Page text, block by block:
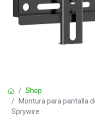
Shop
Montura para pantalla
Sprywire